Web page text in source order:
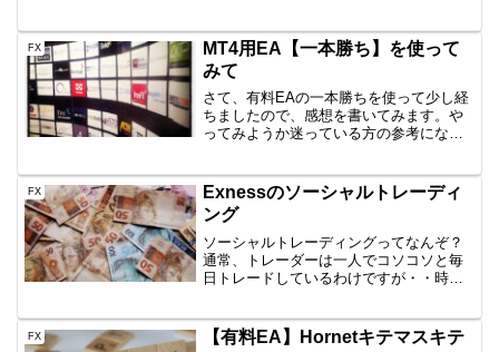
けると思いますので、公開です。
AUD/JPY B40 10...
FX
MT4用EA【一本勝ち】を使って
みて
さて、有料EAの一本勝ちを使って少し経
ちましたので、感想を書いてみます。や
ってみようか迷っている方の参考になれ
USD/JPYの15分足を使った、デイトレー
ド、スキャルピ...
FX
Exnessのソーシャルトレーディ
ング
ソーシャルトレーディングってなんぞ？
通常、トレーダーは一人でコソコソと毎
日トレードしているわけですが・・時々
りました」とかいうわけです。そんなあ
FX
【有料EA】Hornetキテマスキテ